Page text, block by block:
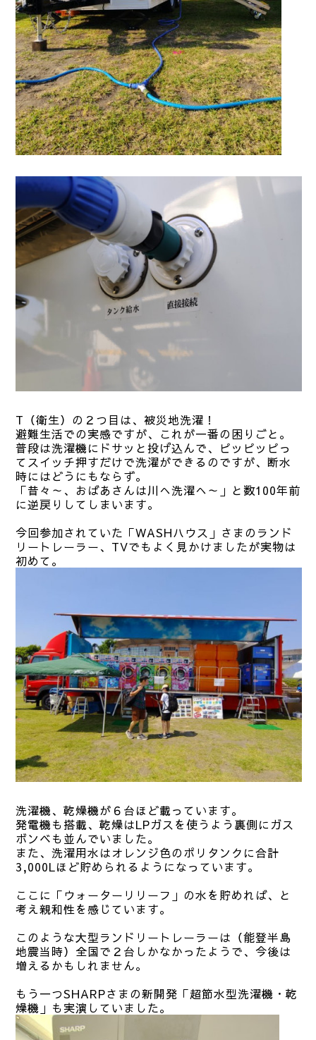
T（衛生）の２つ目は、被災地洗濯！
避難生活での実感ですが、これが一番の困りごと。
普段は洗濯機にドサッと投げ込んで、ピッピッピっ
てスイッチ押すだけで洗濯ができるのですが、断水
時にはどうにもならず。
「昔々～、おばあさんは川へ洗濯へ～」と数100年前
に逆戻りしてしまいます。
今回参加されていた「WASHハウス」さまのランド
リートレーラー、TVでもよく見かけましたが実物は
初めて。
洗濯機、乾燥機が６台ほど載っています。
発電機も搭載、乾燥はLPガスを使うよう裏側にガス
ボンベも並んでいました。
また、洗濯用水はオレンジ色のポリタンクに合計
3,000Lほど貯められるようになっています。
ここに「ウォーターリリーフ」の水を貯めれば、と
考え親和性を感じています。
このような大型ランドリートレーラーは（能登半島
地震当時）全国で２台しかなかったようで、今後は
増えるかもしれません。
もう一つSHARPさまの新開発「超節水型洗濯機・乾
燥機」も実演していました。